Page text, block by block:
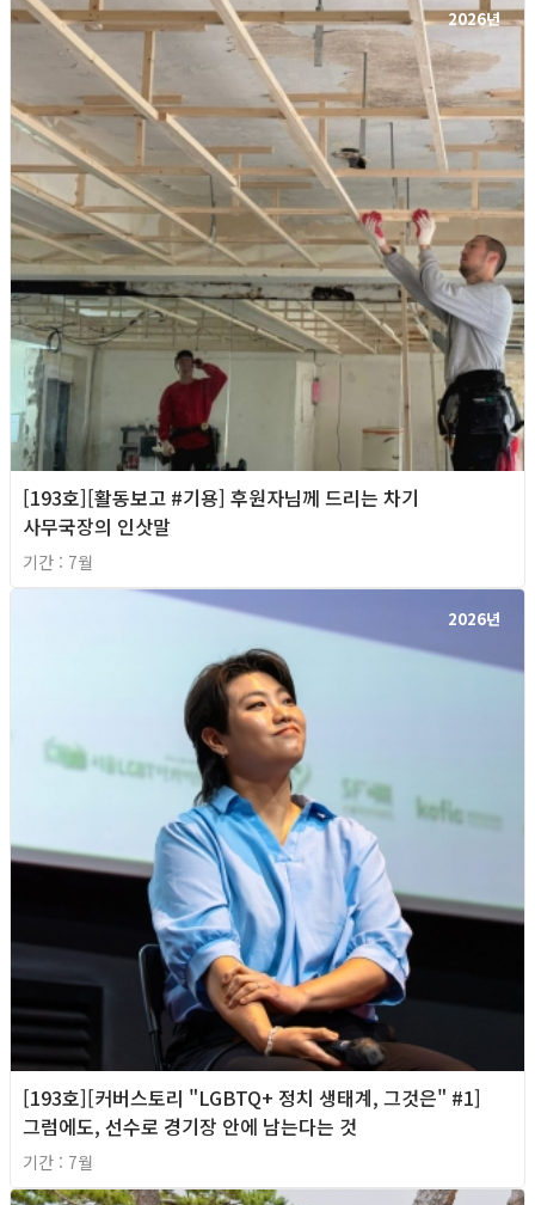
2026년
[193호][활동보고 #기용] 후원자님께 드리는 차기
사무국장의 인삿말
기간 : 7월
2026년
[193호][커버스토리 "LGBTQ+ 정치 생태계, 그것은" #1]
그럼에도, 선수로 경기장 안에 남는다는 것
기간 : 7월